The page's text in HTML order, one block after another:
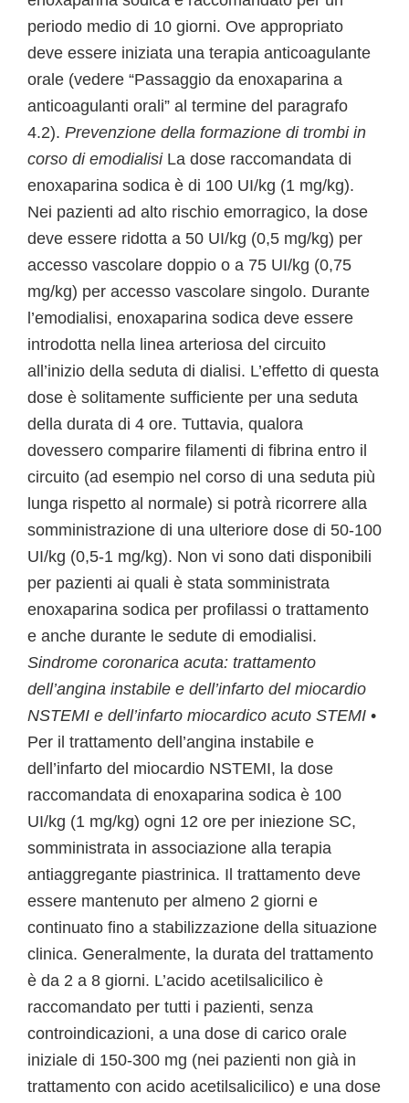
periodo medio di 10 giorni. Ove appropriato
deve essere iniziata una terapia anticoagulante
orale (vedere “Passaggio da enoxaparina a
anticoagulanti orali” al termine del paragrafo
4.2). Prevenzione della formazione di trombi in
corso di emodialisiLa dose raccomandata di
enoxaparina sodica è di 100 UI/kg (1 mg/kg).
Nei pazienti ad alto rischio emorragico, la dose
deve essere ridotta a 50 UI/kg (0,5 mg/kg) per
accesso vascolare doppio o a 75 UI/kg (0,75
mg/kg) per accesso vascolare singolo. Durante
l’emodialisi, enoxaparina sodica deve essere
introdotta nella linea arteriosa del circuito
all’inizio della seduta di dialisi. L’effetto di questa
dose è solitamente sufficiente per una seduta
della durata di 4 ore. Tuttavia, qualora
dovessero comparire filamenti di fibrina entro il
circuito (ad esempio nel corso di una seduta più
lunga rispetto al normale) si potrà ricorrere alla
somministrazione di una ulteriore dose di 50-100
UI/kg (0,5-1 mg/kg). Non vi sono dati disponibili
per pazienti ai quali è stata somministrata
enoxaparina sodica per profilassi o trattamento
e anche durante le sedute di emodialisi.
Sindrome coronarica acuta: trattamento
dell’angina instabile e dell’infarto del miocardio
NSTEMI e dell’infarto miocardico acuto STEMI •
Per il trattamento dell’angina instabile e
dell’infarto del miocardio NSTEMI, la dose
raccomandata di enoxaparina sodica è 100
UI/kg (1 mg/kg) ogni 12 ore per iniezione SC,
somministrata in associazione alla terapia
antiaggregante piastrinica. Il trattamento deve
essere mantenuto per almeno 2 giorni e
continuato fino a stabilizzazione della situazione
clinica. Generalmente, la durata del trattamento
è da 2 a 8 giorni. L’acido acetilsalicilico è
raccomandato per tutti i pazienti, senza
controindicazioni, a una dose di carico orale
iniziale di 150-300 mg (nei pazienti non già in
trattamento con acido acetilsalicilico) e una dose